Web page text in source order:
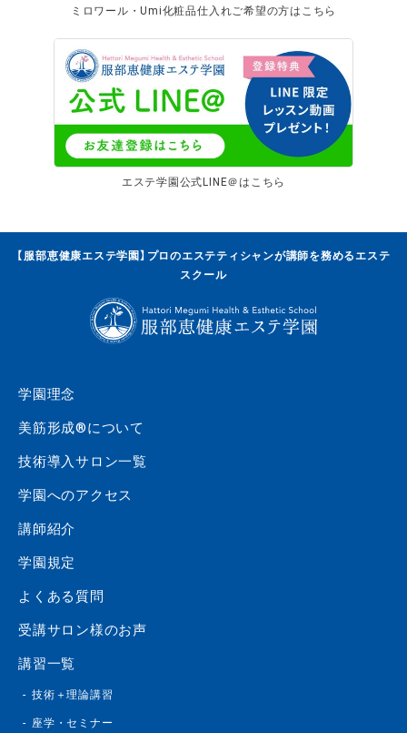
ミロワール・Umi化粧品仕入れご希望の方はこちら
エステ学園公式LINE＠はこちら
【服部恵健康エステ学園】プロのエステティシャンが講師を務めるエステ
スクール
学園理念
美筋形成®について
技術導入サロン一覧
学園へのアクセス
講師紹介
学園規定
よくある質問
受講サロン様のお声
講習一覧
技術＋理論講習
座学・セミナー